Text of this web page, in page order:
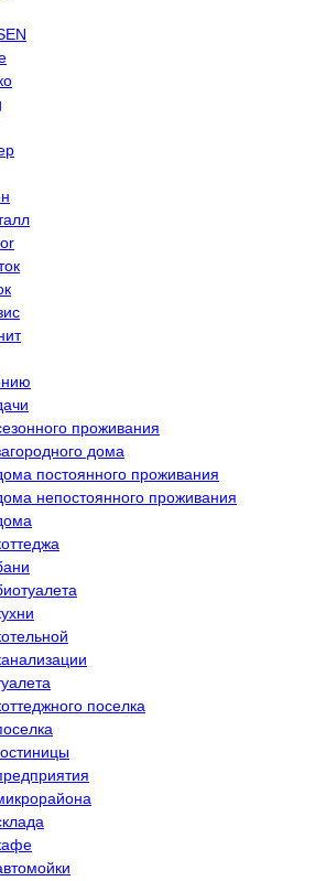
проживания
дома
постоянного проживания
непостоянного проживания
поселка